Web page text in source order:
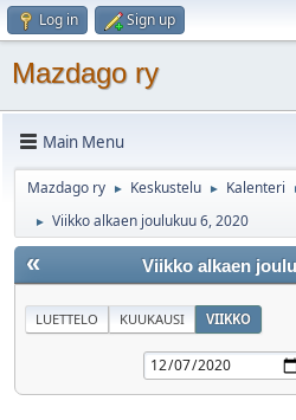
Log in Sign up
Mazdago ry
Main Menu
Mazdago ry ► Keskustelu ► Kalenteri
► Viikko alkaen joulukuu 6, 2020
« Viikko alkaen
LUETTELO KUUKAUSI VIIKKO